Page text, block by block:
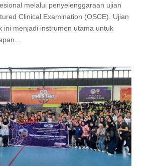
melalui penyelenggaraan ujian
Clinical Examination (OSCE). Ujian
ini menjadi instrumen utama untuk